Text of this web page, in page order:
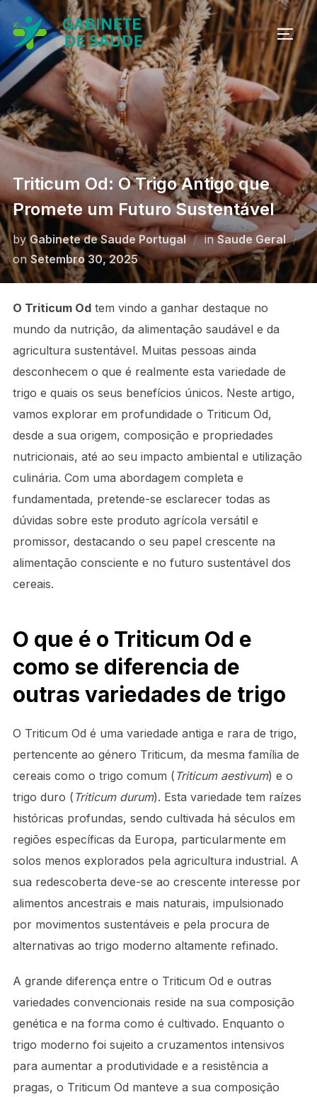
content
Triticum Od: O Trigo Antigo que
Promete um Futuro Sustentável
byGabinete de Saude Portugal inSaude Geral
on Posted
on
Setembro 30, 2025
O Triticum Odtem vindo a ganhar destaque no
mundo da nutrição, da alimentação saudável e da
agricultura sustentável. Muitas pessoas ainda
desconhecem o que é realmente esta variedade de
trigo e quais os seus benefícios únicos. Neste artigo,
vamos explorar em profundidade o Triticum Od,
desde a sua origem, composição e propriedades
nutricionais, até ao seu impacto ambiental e utilização
culinária. Com uma abordagem completa e
fundamentada, pretende-se esclarecer todas as
dúvidas sobre este produto agrícola versátil e
promissor, destacando o seu papel crescente na
alimentação consciente e no futuro sustentável dos
cereais.
O que é o Triticum Od e
como se diferencia de
outras variedades de trigo
O Triticum Od é uma variedade antiga e rara de trigo,
pertencente ao género Triticum, da mesma família de
cereais como o trigo comum ( Triticum aestivum) e o
trigo duro ( Triticum durum). Esta variedade tem raízes
históricas profundas, sendo cultivada há séculos em
regiões específicas da Europa, particularmente em
solos menos explorados pela agricultura industrial. A
sua redescoberta deve-se ao crescente interesse por
alimentos ancestrais e mais naturais, impulsionado
por movimentos sustentáveis e pela procura de
alternativas ao trigo moderno altamente refinado.
A grande diferença entre o Triticum Od e outras
variedades convencionais reside na sua composição
genética e na forma como é cultivado. Enquanto o
trigo moderno foi sujeito a cruzamentos intensivos
para aumentar a produtividade e a resistência a
pragas, o Triticum Od manteve a sua composição